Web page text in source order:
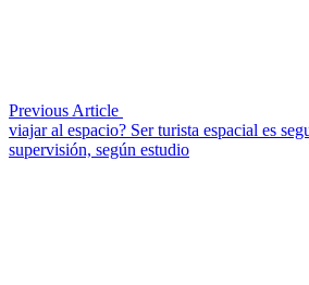
Previous Article
viajar al espacio? Ser turista espacial es
supervisión, según estudio